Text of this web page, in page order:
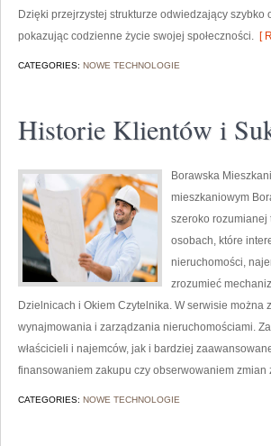
Dzięki przejrzystej strukturze odwiedzający
pokazując codzienne życie swojej społeczności. [
CATEGORIES: NOWE TECHNOLOGIE
Historie Klientów i
Borawska
mieszkaniowym
szeroko rozumianej
osobach, które
nieruchomości,
zrozumieć
Dzielnicach i Okiem Czytelnika. W serwisie
wynajmowania i zarządzania nieruchomościami.
właścicieli i najemców, jak i bardziej
finansowaniem zakupu czy obserwowaniem zmian
CATEGORIES: NOWE TECHNOLOGIE